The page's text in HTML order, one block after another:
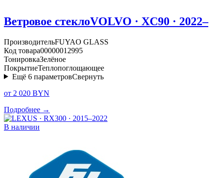
Ветровое стеклоVOLVO · XC90 · 2022–
ПроизводительFUYAO GLASS
Код товара00000012995
ТонировкаЗелёное
ПокрытиеТеплопоглощающее
Ещё 6 параметровСвернуть
от 2 020 BYN
Подробнее →
В наличии